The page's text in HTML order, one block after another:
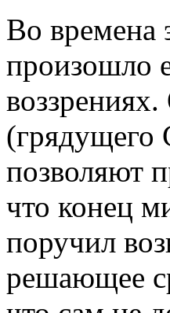
Во времена
произошло
(грядущего
позволяют
что конец
поручил
решающее